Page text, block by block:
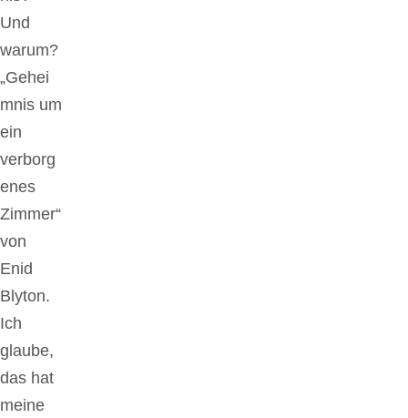
Und
warum?
„Gehei
mnis um
ein
verborg
enes
Zimmer“
von
Enid
Blyton.
Ich
glaube,
das hat
meine